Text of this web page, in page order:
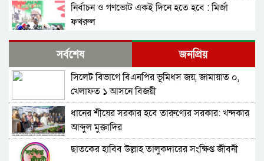
নির্বাচন ও গণভোট একই দিনে হতে হবে : মির্জা
ফখরুল
নির্বাচন বিরোধীদের ৭ নভেম্বরের চেতনায় পরাজিত
করতে হবে : আমীর খসরু
জামায়াতের আলোচনার প্রস্তাব, যা বললেন বিএনপির
মহাসচিব
সুনামগঞ্জ-১ : ‘চূড়ান্ত মনোনয়ন আমিই পাবো’-
কামরুজ্জামান কামরুল
সাবাস এসএমপির পুলিশ কমিশনার : কালিঘাটে জ ব্দ
সর্বশেষ জনপ্রিয়
সিলেট বিভাগে বিএনপির ভূমিধস জয়, জামায়াত ০,
খেলাফত ১ আসনে বিজয়ী
ধানের শীষের সরকার হবে তারুণ্যের সরকার: খন্দকার
আব্দুল মুক্তাদির
ছাতকের হাবিব উল্লাহ তালুকদারের সংক্ষিপ্ত জীবনী